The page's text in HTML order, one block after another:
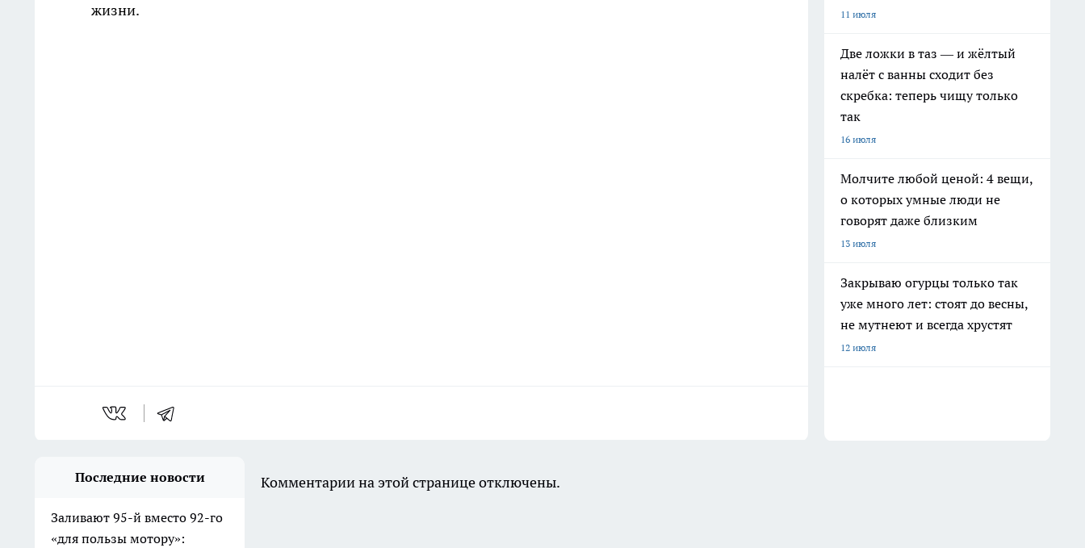
жизни.
11 июля
Две ложки в таз — и жёлтый
налёт с ванны сходит без
скребка: теперь чищу только
так
16 июля
Молчите любой ценой: 4 вещи,
о которых умные люди не
говорят даже близким
13 июля
Закрываю огурцы только так
уже много лет: стоят до весны,
не мутнеют и всегда хрустят
12 июля
Последние новости
Заливают 95-й вместо 92-го
«для пользы мотору»:
Комментарии на этой странице отключены.